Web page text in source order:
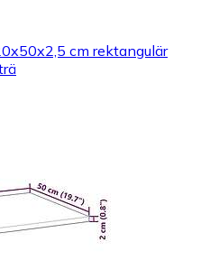
cm rektangulär